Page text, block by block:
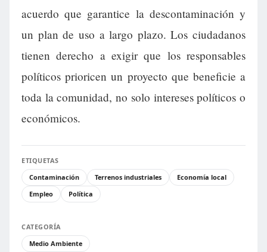
acuerdo que garantice la descontaminación y
un plan de uso a largo plazo. Los ciudadanos
tienen derecho a exigir que los responsables
políticos prioricen un proyecto que beneficie a
toda la comunidad, no solo intereses políticos o
económicos.
ETIQUETAS
Contaminación
Terrenos industriales
Economía local
Empleo
Política
CATEGORÍA
Medio Ambiente